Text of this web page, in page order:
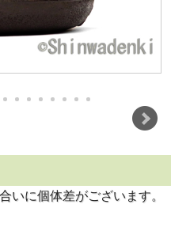
いに個体差がございます。